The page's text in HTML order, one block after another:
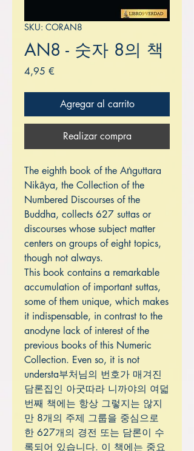
SKU: CORAN8
AN8 - 숫자 8의 책
4,95 €
Agregar al carrito
Realizar compra
The eighth book of the Aṅguttara
Nikāya, the Collection of the
Numbered Discourses of the
Buddha, collects 627 suttas or
discourses whose subject matter
centers on groups of eight topics,
though not always.
This book contains a remarkable
accumulation of important suttas,
some of them unique, which makes
it indispensable, in contrast to the
anodyne lack of interest of the
previous books of this Numeric
Collection. Even so, it is not
understa부처님의 번호가 매겨진
담론집인 아굿따라 니까야의 여덟
번째 책에는 항상 그렇지는 않지
만 8개의 주제 그룹을 중심으로
한 627개의 경전 또는 담론이 수
록되어 있습니다. 이 책에는 중요